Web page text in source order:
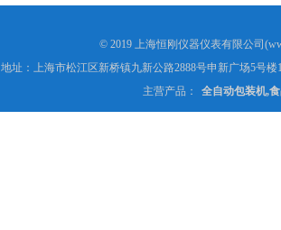
© 2019 上海恒刚仪器仪表有限公司
地址：上海市松江区新桥镇九新公路2888号申新广场5号楼
主营产品：
全自动包装机,